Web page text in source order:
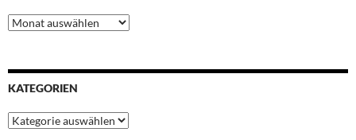
Blogarchiv
KATEGORIEN
Kategorien